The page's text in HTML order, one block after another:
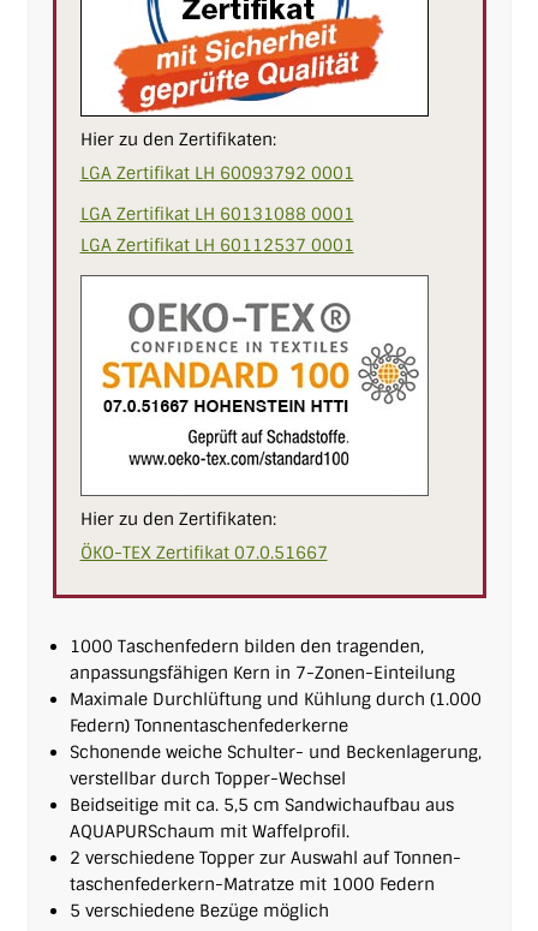
Hier zu den Zertifikaten:
LGA Zertifikat LH 60093792 0001
LGA Zertifikat LH 60131088 0001
LGA Zertifikat LH 60112537 0001
Hier zu den Zertifikaten:
ÖKO-TEX Zertifikat 07.0.51667
1000 Taschenfedern bilden den tragenden,
anpassungs­fähigen Kern in 7-Zonen-Einteilung
Maximale Durchlüftung und Kühlung durch (1.000
Federn) Tonnentaschenfederkerne
Schonende weiche Schulter- und Beckenlagerung,
verstellbar durch Topper-Wechsel
Beidseitige mit ca. 5,5 cm Sandwichaufbau aus
AQUAPUR­Schaum mit Waffelprofil.
2 verschiedene Topper zur Auswahl auf Tonnen­
taschen­feder­kern-Matratze mit 1000 Federn
5 verschiedene Bezüge möglich